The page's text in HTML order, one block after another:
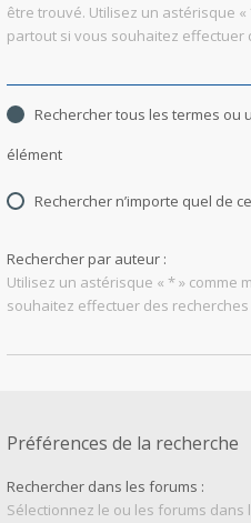
être trouvé. Utilisez un astérisque
partout si vous souhaitez effectuer
Rechercher tous les termes ou
élément
Rechercher n’importe quel de
Rechercher par auteur :
Utilisez un astérisque « * » comme
souhaitez effectuer des
Préférences de la recherche
Rechercher dans les forums :
Sélectionnez le ou les forums